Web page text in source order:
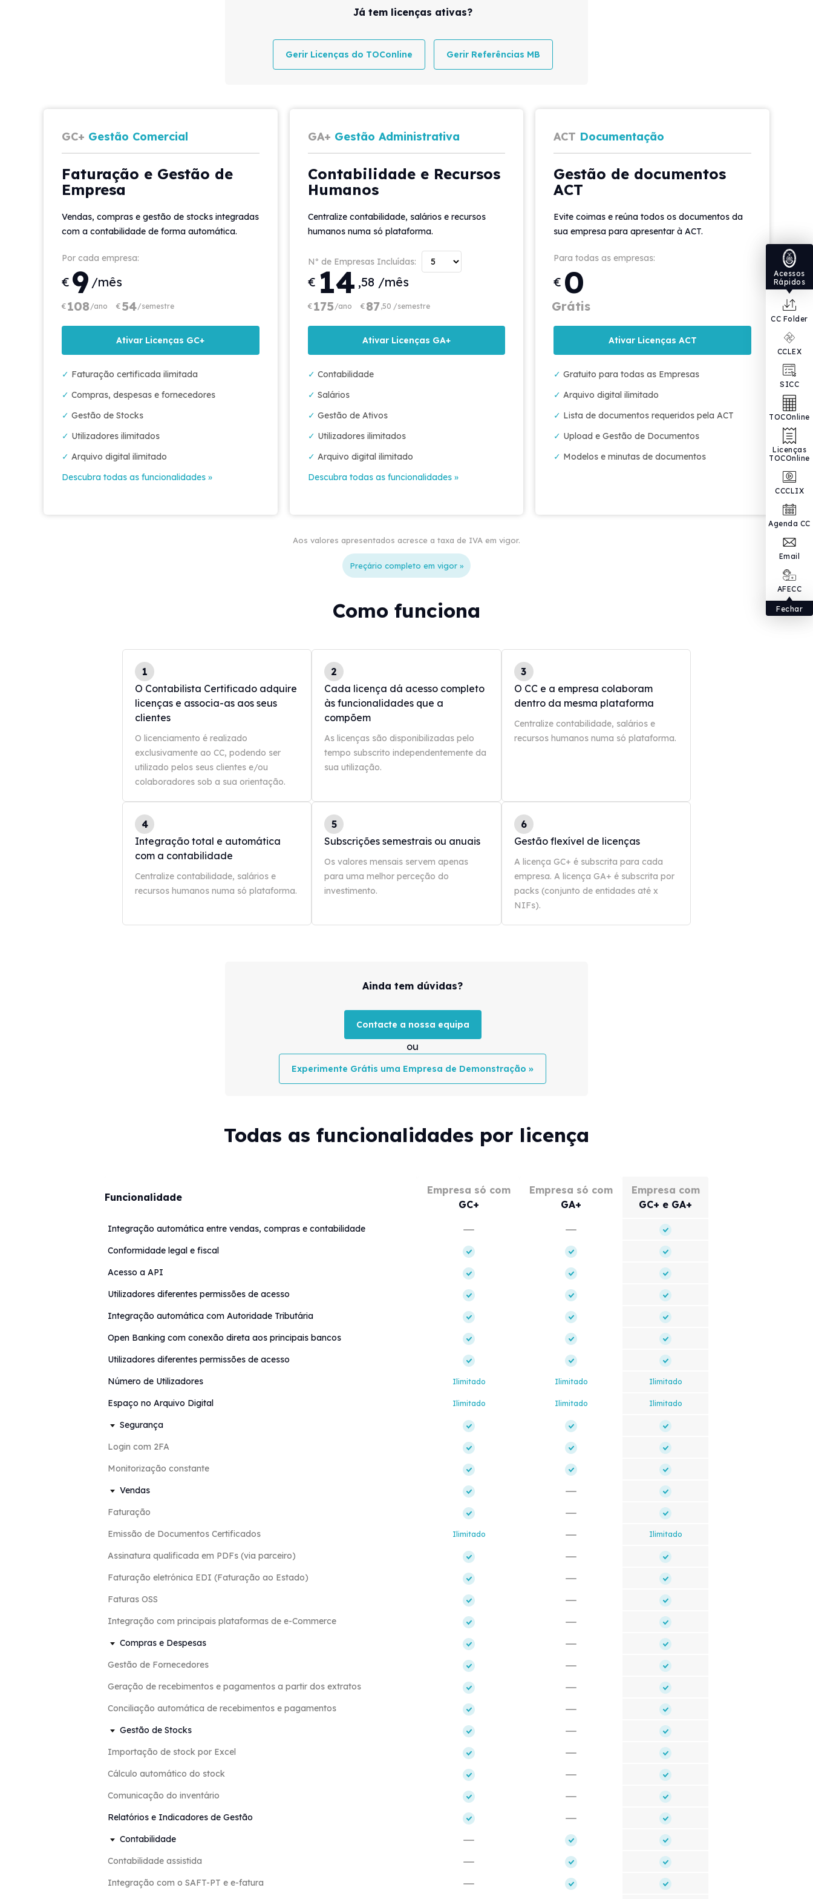
Acessos
Rápidos
CC Folder
CCLEX
SICC
TOCOnline
Licenças
TOCOnline
CCCLIX
Agenda CC
Email
AFECC
Fechar
Já tem licenças ativas?
Gerir Licenças do TOConline Gerir Referências MB
GC+ Gestão Comercial
Faturação e Gestão de
Empresa
Vendas, compras e gestão de stocks integradas
com a contabilidade de forma automática.
Por cada empresa:
€ 9 /mês
€ 108 /ano € 54 /semestre
Ativar Licenças GC+
✓ Faturação certificada ilimitada
✓ Compras, despesas e fornecedores
✓ Gestão de Stocks
✓ Utilizadores ilimitados
✓ Arquivo digital ilimitado
Descubra todas as funcionalidades »
GA+ Gestão Administrativa
Contabilidade e Recursos
Humanos
Centralize contabilidade, salários e recursos
humanos numa só plataforma.
Nº de Empresas Incluídas:
€ 14 ,58 /mês
€ 175 /ano € 87,50 /semestre
Ativar Licenças GA+
✓ Contabilidade
✓ Salários
✓ Gestão de Ativos
✓ Utilizadores ilimitados
✓ Arquivo digital ilimitado
Descubra todas as funcionalidades »
ACT Documentação
Gestão de documentos
ACT
Evite coimas e reúna todos os documentos da
sua empresa para apresentar à ACT.
Para todas as empresas:
€ 0
Grátis
Ativar Licenças ACT
✓ Gratuito para todas as Empresas
✓ Arquivo digital ilimitado
✓ Lista de documentos requeridos pela ACT
✓ Upload e Gestão de Documentos
✓ Modelos e minutas de documentos
Aos valores apresentados acresce a taxa de IVA em vigor.
Preçário completo em vigor »
Como funciona
1
O Contabilista Certificado adquire
licenças e associa-as aos seus
clientes
O licenciamento é realizado
exclusivamente ao CC, podendo ser
utilizado pelos seus clientes e/ou
colaboradores sob a sua orientação.
2
Cada licença dá acesso completo
às funcionalidades que a
compõem
As licenças são disponibilizadas pelo
tempo subscrito independentemente da
sua utilização.
3
O CC e a empresa colaboram
dentro da mesma plataforma
Centralize contabilidade, salários e
recursos humanos numa só plataforma.
4
Integração total e automática
com a contabilidade
Centralize contabilidade, salários e
recursos humanos numa só plataforma.
5
Subscrições semestrais ou anuais
Os valores mensais servem apenas
para uma melhor perceção do
investimento.
6
Gestão flexível de licenças
A licença GC+ é subscrita para cada
empresa. A licença GA+ é subscrita por
packs (conjunto de entidades até x
NIFs).
Ainda tem dúvidas?
Contacte a nossa equipa
ou
Experimente Grátis uma Empresa de Demonstração »
Todas as funcionalidades por licença
Funcionalidade
Empresa só com
GC+
Empresa só com
GA+
Empresa com
GC+ e GA+
Integração automática entre vendas, compras e contabilidade
Conformidade legal e fiscal
Acesso a API
Utilizadores diferentes permissões de acesso
Integração automática com Autoridade Tributária
Open Banking com conexão direta aos principais bancos
Utilizadores diferentes permissões de acesso
Número de Utilizadores
Ilimitado Ilimitado Ilimitado
Espaço no Arquivo Digital Ilimitado Ilimitado Ilimitado
Segurança
Login com 2FA
Monitorização constante
Vendas
Faturação
Emissão de Documentos Certificados
Ilimitado Ilimitado
Assinatura qualificada em PDFs (via parceiro)
Faturação eletrónica EDI (Faturação ao Estado)
Faturas OSS
Integração com principais plataformas de e-Commerce
Compras e Despesas
Gestão de Fornecedores
Geração de recebimentos e pagamentos a partir dos extratos
Conciliação automática de recebimentos e pagamentos
Gestão de Stocks
Importação de stock por Excel
Cálculo automático do stock
Comunicação do inventário
Relatórios e Indicadores de Gestão
Contabilidade
Contabilidade assistida
Integração com o SAFT-PT e e-fatura